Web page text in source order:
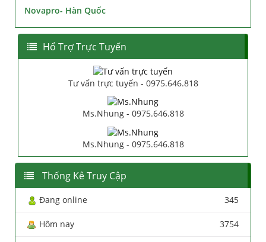
Novapro- Hàn Quốc
Hổ Trợ Trực Tuyến
Tư vấn trực tuyến - 0975.646.818
Ms.Nhung - 0975.646.818
Ms.Nhung - 0975.646.818
Thống Kê Truy Cập
Đang online 345
Hôm nay 3754